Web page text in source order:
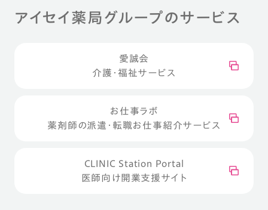
アイセイ薬局グループのサービス
愛誠会
介護・福祉サービス
お仕事ラボ
薬剤師の派遣・転職お仕事紹介サービス
CLINIC Station Portal
医師向け開業支援サイト